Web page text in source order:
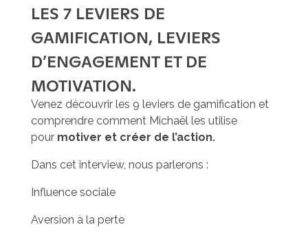
LES 7 LEVIERS DE
GAMIFICATION, LEVIERS
D’ENGAGEMENT ET DE
MOTIVATION.
Venez découvrir les 9 leviers de gamification et
comprendre comment Michaël les utilise
pour motiver et créer de l’action.
Dans cet interview, nous parlerons :
Influence sociale
Aversion à la perte